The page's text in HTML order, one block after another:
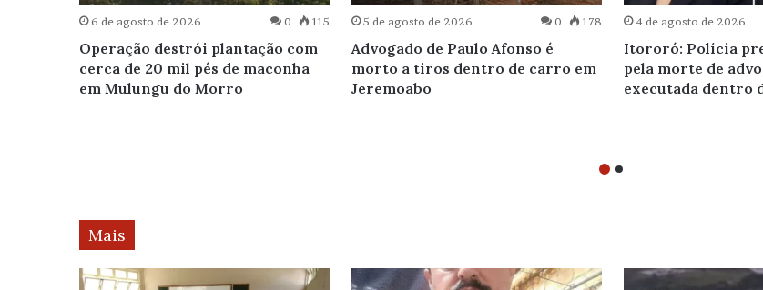
6 de agosto de 2026 0 115
Operação destrói plantação com
cerca de 20 mil pés de maconha
em Mulungu do Morro
5 de agosto de 2026 0 178
Advogado de Paulo Afonso é
morto a tiros dentro de carro em
Jeremoabo
4 de agosto de 2026
Itororó: Polícia
pela morte de
executada dentro
Mais